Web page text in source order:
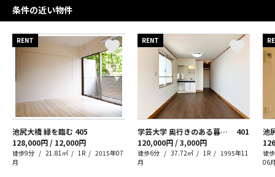
条件の近い物件
RENT
池尻大橋 緑を臨む 405
128,000円 / 12,000円
徒歩9分 21.81㎡ 1R
2015年07
月
RENT
学芸大学 奥行きのある暮らし、余白ある収納
401
120,000円 / 3,000円
徒歩6分 37.72㎡ 1R
1995年11
月
徒
06